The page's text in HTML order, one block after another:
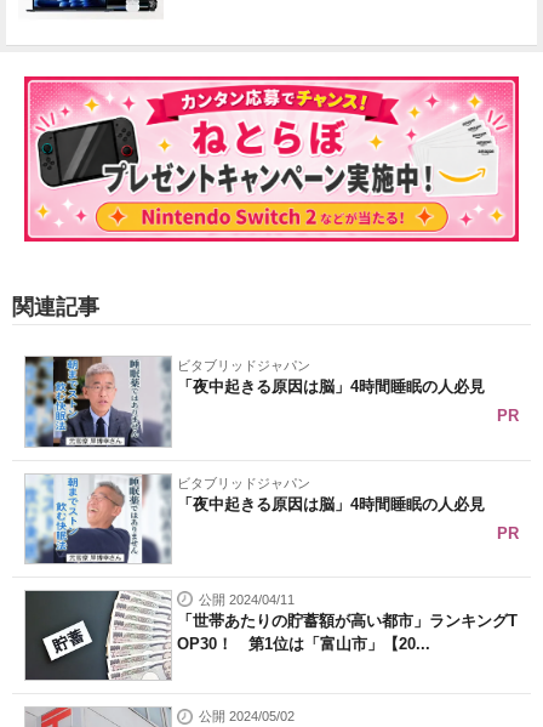
関連記事
ビタブリッドジャパン
「夜中起きる原因は脳」4時間睡眠の人必見
PR
ビタブリッドジャパン
「夜中起きる原因は脳」4時間睡眠の人必見
PR
公開 2024/04/11
「世帯あたりの貯蓄額が高い都市」ランキングT
OP30！ 第1位は「富山市」【20...
公開 2024/05/02